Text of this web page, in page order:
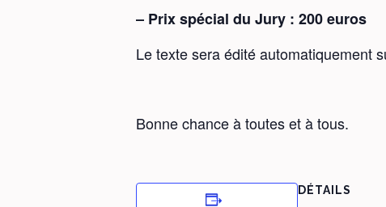
– Prix spécial du Jury : 200 euros
Le texte sera édité automatiquement
Bonne chance à toutes et à tous.
DÉTAILS